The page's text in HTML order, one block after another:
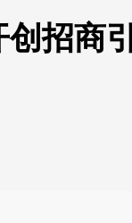
招商